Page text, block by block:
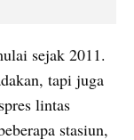
sejak 2011.
tapi juga
lintas
stasiun,